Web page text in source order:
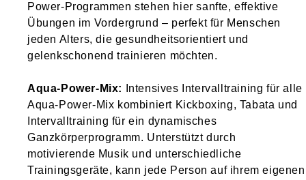
Power-Programmen stehen hier sanfte, effektive
Übungen im Vordergrund – perfekt für Menschen
jeden Alters, die gesundheitsorientiert und
gelenkschonend trainieren möchten.
Aqua-Power-Mix:
Intensives Intervalltraining für alle
Aqua-Power-Mix kombiniert Kickboxing, Tabata und
Intervalltraining für ein dynamisches
Ganzkörperprogramm. Unterstützt durch
motivierende Musik und unterschiedliche
Trainingsgeräte, kann jede Person auf ihrem eigenen